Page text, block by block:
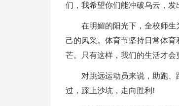
们，我希望你们能冲破乌云，发
在明媚的阳光下，全校师
己的风采。体育节坚持日常体
芒。只有这样，我们的生活才
对跳远运动员来说，助跑
过，踩上沙坑，走向胜利!